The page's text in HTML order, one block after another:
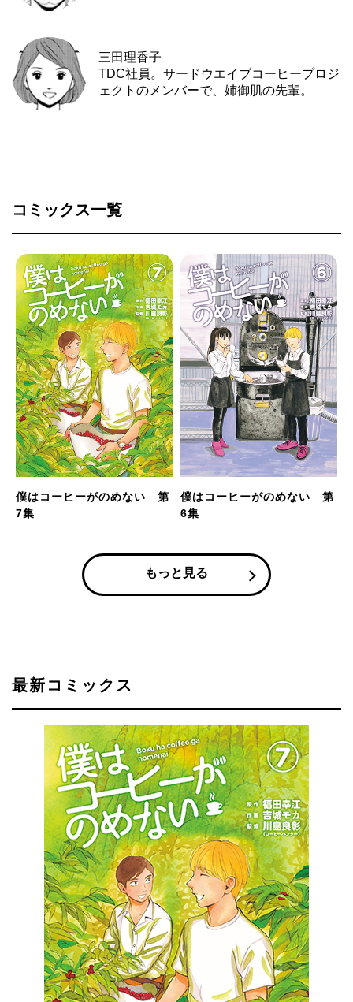
最新コミックス
三田理香子
TDC社員。サードウエイブコーヒープロジ
ェクトのメンバーで、姉御肌の先輩。
コミックス一覧
僕はコーヒーがのめない 第
7集
僕はコーヒーがのめない 第
6集
もっと見る